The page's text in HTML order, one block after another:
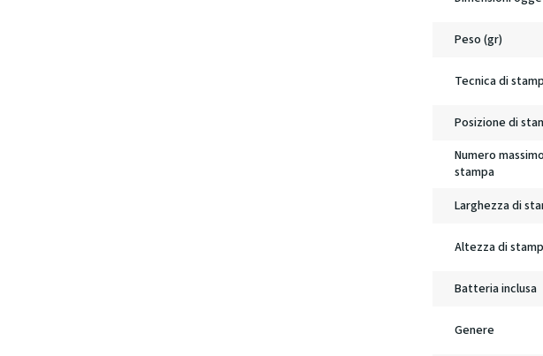
Peso (gr)
Tecnica di
Posizione di
Numero
stampa
Larghezza di
Altezza di
Batteria inclusa
Genere